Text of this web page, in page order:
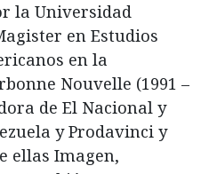
la Universidad
en Estudios
en la
Nouvelle (1991 –
de El Nacional y
y Prodavinci y
ellas Imagen,